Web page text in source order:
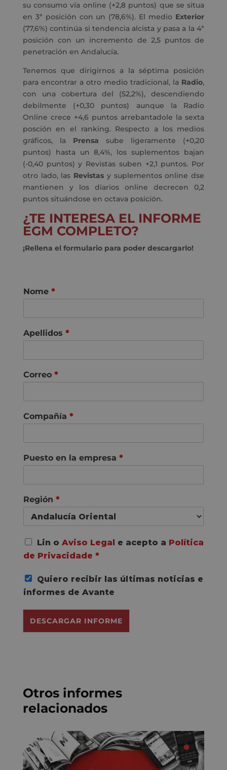
su consumo vía online (+2,8 puntos) que se situa
en 3ª posición con un (78,6%). El medio Exterior
(77,6%) continúa si tendencia alcista y pasa a la 4ª
posición con un incremento de 2,5 puntos de
penetración en Andalucía.
Tenemos que dirigirnos a la séptima posición
para encontrar a otro medio tradicional, la Radio,
con una cobertura del (52,2%), descendiendo
debilmente (+0,30 puntos) aunque la Radio
Online crece +4,6 puntos arrebantadole la sexta
posción en el ranking. Respecto a los medios
gráficos, la Prensa sube ligeramente (+0,20
puntos) hasta un 8,4%, los suplementos bajan
(-0,40 puntos) y Revistas suben +2,1 puntos. Por
otro lado, las Revistas y suplementos online dse
mantienen y los diarios online decrecen 0,2
puntos situándose en octava posición.
¿TE INTERESA EL INFORME
EGM COMPLETO?
¡Rellena el formulario para poder descargarlo!
Nome *
Apellidos *
Correo *
Compañía *
Puesto en la empresa *
Región *
A
o
d
o
G
D
Lin o Aviso Legal e acepto a Política
de Privacidade *
Quiero recibir las últimas noticias e
informes de Avante
DESCARGAR INFORME
Otros informes
relacionados